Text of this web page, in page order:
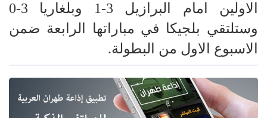
الاولين امام البرازيل 3-1 وبلغاريا 3-0
وستلتقي بلجيكا في مباراتها الرابعة ضمن
الاسبوع الاول من البطولة.